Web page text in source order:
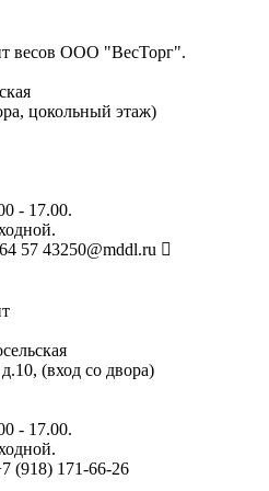
весов ООО "ВесТорг".
цокольный этаж)
- 17.00.
57 43250@mddl.ru
(вход со двора)
- 17.00.
(918) 171-66-26